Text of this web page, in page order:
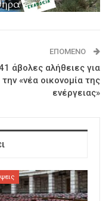
ΕΠΌΜΕΝΟ
άβολες αλήθειες για
την «νέα οικονομία της
ενέργειας»